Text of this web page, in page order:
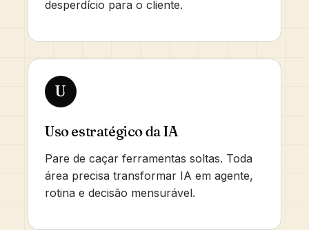
desperdício para o cliente.
U
Uso estratégico da IA
Pare de caçar ferramentas soltas. Toda
área precisa transformar IA em agente,
rotina e decisão mensurável.